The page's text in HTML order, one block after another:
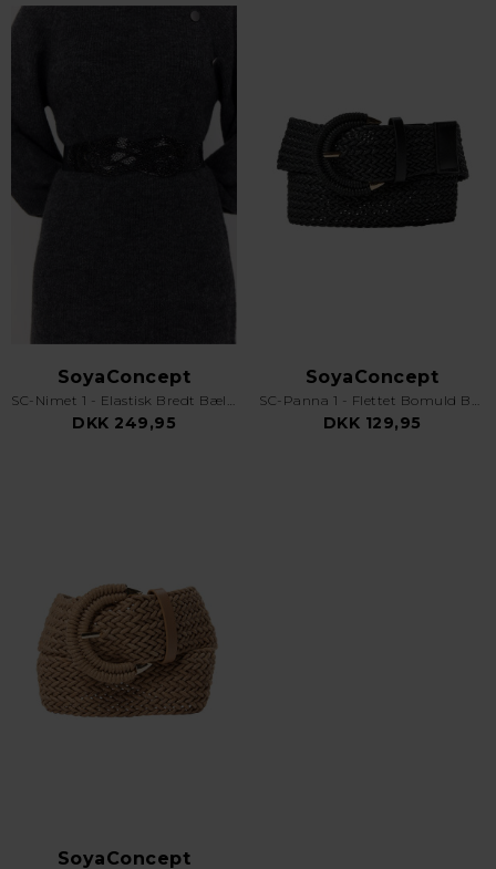
SoyaConcept
SC-Nimet 1 - Elastisk Bredt Bælte - Sort
DKK 249,95
SoyaConcept
SC-Panna 1 - Flettet Bomuld Bælte - Sort
DKK 129,95
SoyaConcept